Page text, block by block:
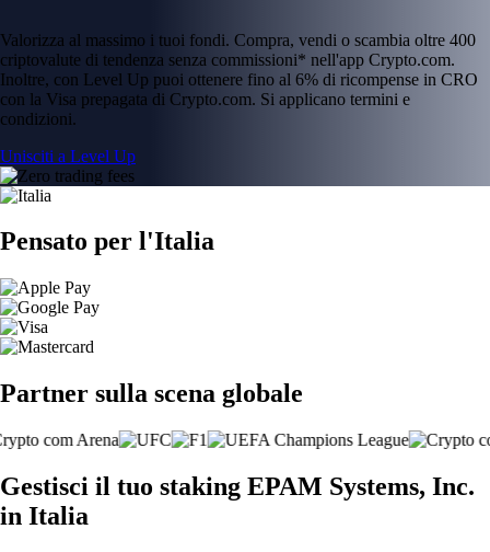
Valorizza al massimo i tuoi fondi. Compra, vendi o scambia oltre 400
criptovalute di tendenza senza commissioni* nell'app Crypto.com.
Inoltre, con Level Up puoi ottenere fino al 6% di ricompense in CRO
con la Visa prepagata di Crypto.com. Si applicano termini e
condizioni.
Unisciti a Level Up
Pensato per l'Italia
Partner sulla scena globale
Gestisci il tuo staking EPAM Systems, Inc.
in Italia